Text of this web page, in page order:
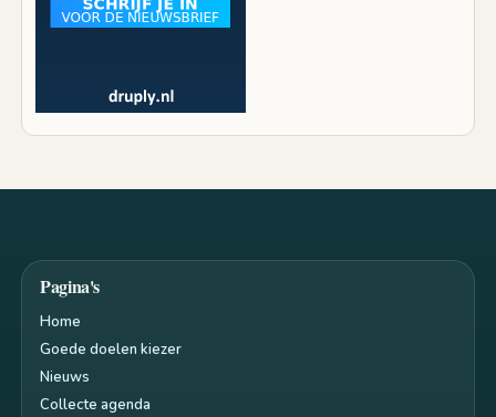
Pagina's
Home
Goede doelen kiezer
Nieuws
Collecte agenda